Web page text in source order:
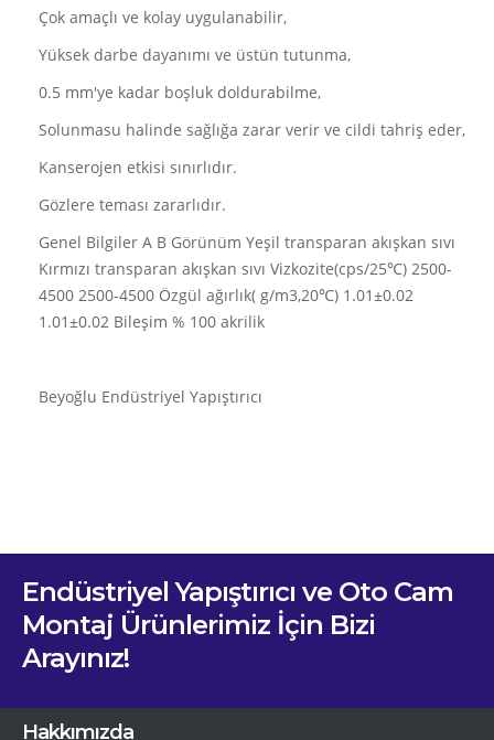
Çok amaçlı ve kolay uygulanabilir,
Yüksek darbe dayanımı ve üstün tutunma,
0.5 mm'ye kadar boşluk doldurabilme,
Solunmasu halinde sağlığa zarar verir ve cildi tahriş eder,
Kanserojen etkisi sınırlıdır.
Gözlere teması zararlıdır.
Genel Bilgiler A B Görünüm Yeşil transparan akışkan sıvı
Kırmızı transparan akışkan sıvı Vizkozite(cps/25℃) 2500-
4500 2500-4500 Özgül ağırlık( g/m3,20℃) 1.01±0.02
1.01±0.02 Bileşim % 100 akrilik
Beyoğlu Endüstriyel Yapıştırıcı
Endüstriyel Yapıştırıcı ve Oto Cam
Montaj Ürünlerimiz İçin Bizi
Arayınız!
Hakkımızda